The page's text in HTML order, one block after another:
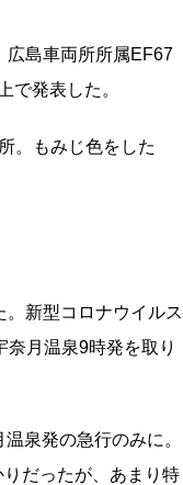
広島車両所所属EF67
で発表した。
。もみじ色をした
新型コロナウイルス
月温泉9時発を取り
泉発の急行のみに。
だったが、あまり特